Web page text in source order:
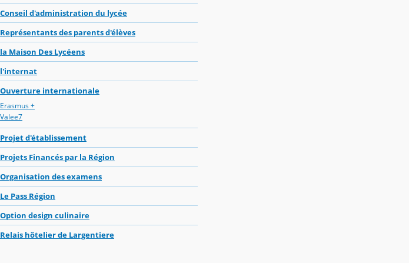
Conseil d'administration du lycée
Représentants des parents d'élèves
la Maison Des Lycéens
l'internat
Ouverture internationale
Erasmus +
Valee7
Projet d'établissement
Projets Financés par la Région
Organisation des examens
Le Pass Région
Option design culinaire
Relais hôtelier de Largentiere